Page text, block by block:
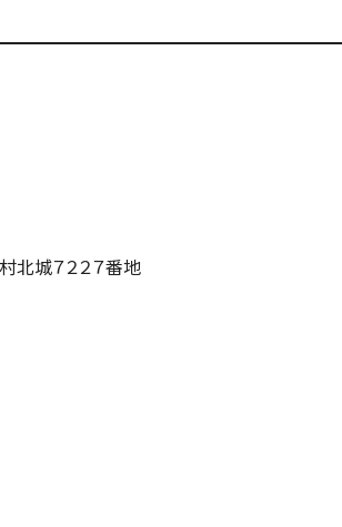
城７２２７番地